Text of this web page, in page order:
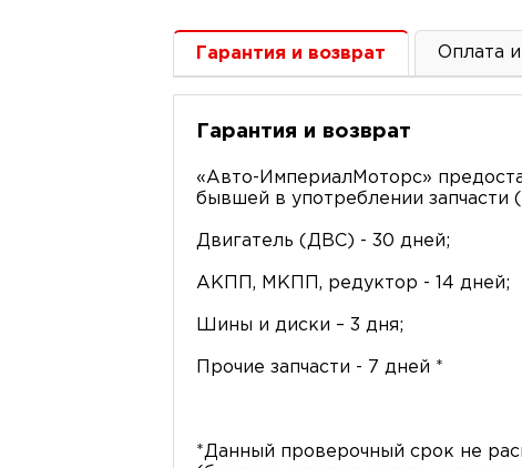
Гарантия и возврат Оплата
Гарантия и возврат
«Авто-ИмпериалМоторс»
бывшей в употреблении запчасти
Двигатель (ДВС) - 30 дней;
АКПП, МКПП, редуктор - 14 дней;
Шины и диски – 3 дня;
Прочие запчасти - 7 дней *
*Данный проверочный срок не